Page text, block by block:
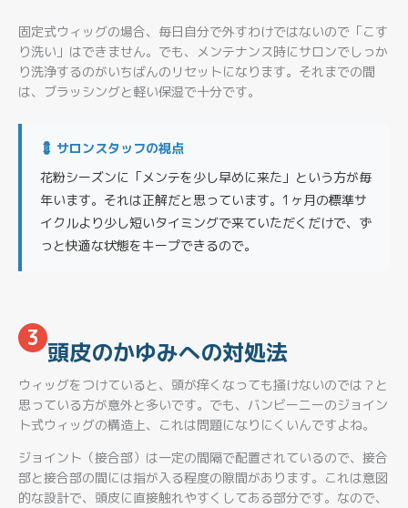
固定式ウィッグの場合、毎日自分で外すわけではないので「こす
り洗い」はできません。でも、メンテナンス時にサロンでしっか
り洗浄するのがいちばんのリセットになります。それまでの間
は、ブラッシングと軽い保湿で十分です。
💈 サロンスタッフの視点
花粉シーズンに「メンテを少し早めに来た」という方が毎
年います。それは正解だと思っています。1ヶ月の標準サ
イクルより少し短いタイミングで来ていただくだけで、ず
っと快適な状態をキープできるので。
3 頭皮のかゆみへの対処法
ウィッグをつけていると、頭が痒くなっても掻けないのでは？と
思っている方が意外と多いです。でも、バンビーニーのジョイン
ト式ウィッグの構造上、これは問題になりにくいんですよね。
ジョイント（接合部）は一定の間隔で配置されているので、接合
部と接合部の間には指が入る程度の隙間があります。これは意図
的な設計で、頭皮に直接触れやすくしてある部分です。なので、